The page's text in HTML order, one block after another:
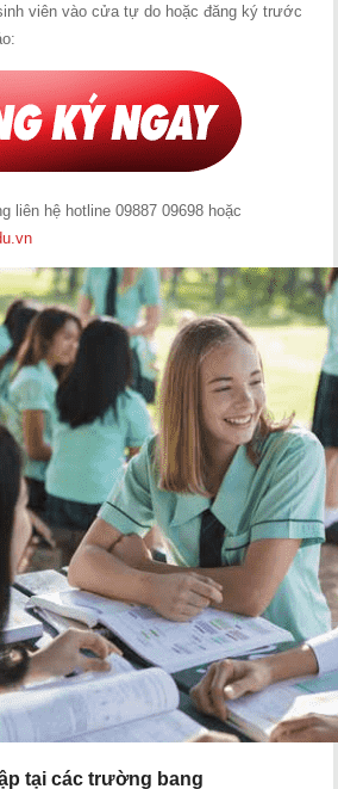
viên vào cửa tự do hoặc đăng ký trước
liên hệ hotline 09887 09698 hoặc
tại các trường bang